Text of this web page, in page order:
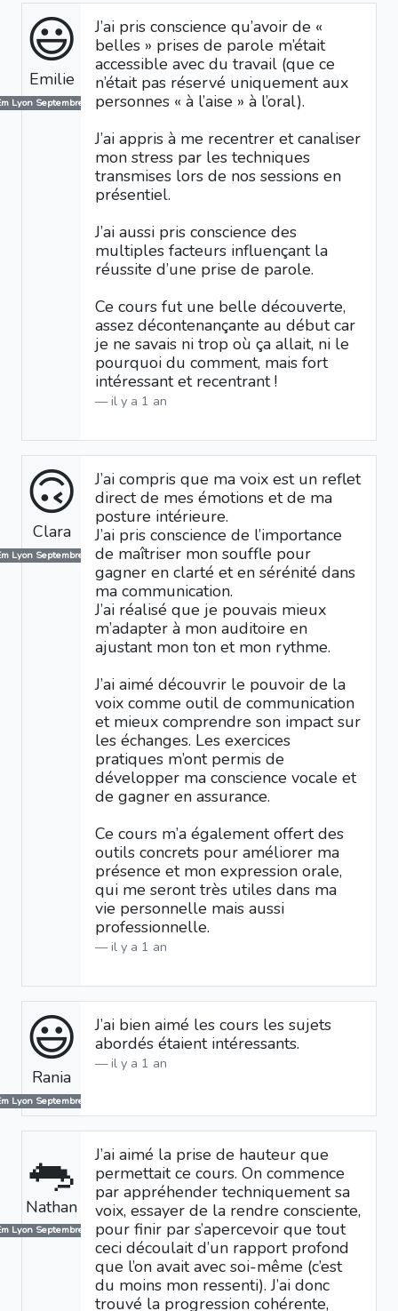
😃
Emilie
Lyon Septembre 2024
J’ai pris conscience qu’avoir de «
belles » prises de parole m’était
accessible avec du travail (que ce
n’était pas réservé uniquement aux
personnes « à l’aise » à l’oral).
J’ai appris à me recentrer et canaliser
mon stress par les techniques
transmises lors de nos sessions en
présentiel.
J’ai aussi pris conscience des
multiples facteurs influençant la
réussite d’une prise de parole.
Ce cours fut une belle découverte,
assez décontenançante au début car
je ne savais ni trop où ça allait, ni le
pourquoi du comment, mais fort
intéressant et recentrant !
il y a 1 an
🙃
Clara
Lyon Septembre 2024
J’ai compris que ma voix est un reflet
direct de mes émotions et de ma
posture intérieure.
J’ai pris conscience de l’importance
de maîtriser mon souffle pour
gagner en clarté et en sérénité dans
ma communication.
J’ai réalisé que je pouvais mieux
m’adapter à mon auditoire en
ajustant mon ton et mon rythme.
J’ai aimé découvrir le pouvoir de la
voix comme outil de communication
et mieux comprendre son impact sur
les échanges. Les exercices
pratiques m’ont permis de
développer ma conscience vocale et
de gagner en assurance.
Ce cours m’a également offert des
outils concrets pour améliorer ma
présence et mon expression orale,
qui me seront très utiles dans ma
vie personnelle mais aussi
professionnelle.
il y a 1 an
😃
Rania
Lyon Septembre 2024
J’ai bien aimé les cours les sujets
abordés étaient intéressants.
il y a 1 an
🐀
Nathan
Lyon Septembre 2024
J’ai aimé la prise de hauteur que
permettait ce cours. On commence
par appréhender techniquement sa
voix, essayer de la rendre consciente,
pour finir par s’apercevoir que tout
ceci découlait d’un rapport profond
que l’on avait avec soi-même (c’est
du moins mon ressenti). J’ai donc
trouvé la progression cohérente,